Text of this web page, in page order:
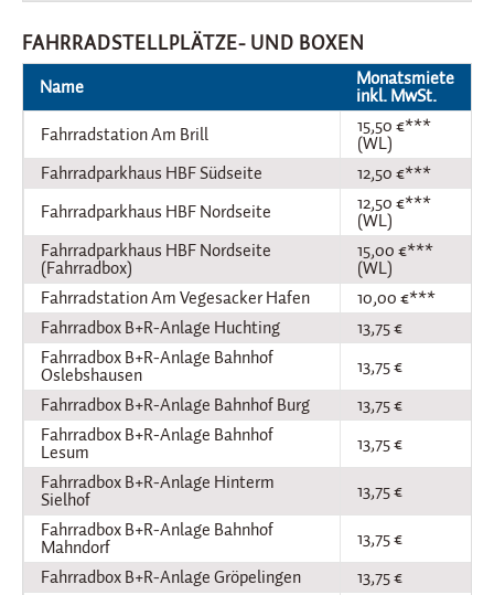
FAHRRADSTELLPLÄTZE- UND BOXEN
Name Monatsmiete
inkl. MwSt.
Fahrradstation Am Brill
15,50 €***
(WL)
Fahrradparkhaus HBF Südseite
12,50 €***
Fahrradparkhaus HBF Nordseite
12,50 €***
(WL)
Fahrradparkhaus HBF Nordseite
(Fahrradbox)
15,00 €***
(WL)
Fahrradstation Am Vegesacker Hafen
10,00 €***
Fahrradbox B+R-Anlage Huchting
13,75 €
Fahrradbox B+R-Anlage Bahnhof
Oslebshausen
13,75 €
Fahrradbox B+R-Anlage Bahnhof Burg
13,75 €
Fahrradbox B+R-Anlage Bahnhof
Lesum
13,75 €
Fahrradbox B+R-Anlage Hinterm
Sielhof
13,75 €
Fahrradbox B+R-Anlage Bahnhof
Mahndorf
13,75 €
Fahrradbox B+R-Anlage Gröpelingen
13,75 €